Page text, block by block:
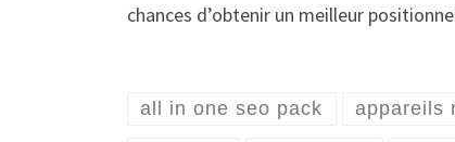
chances d’obtenir un meilleur
all in one seo pack appareils